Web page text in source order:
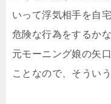
いって浮気相手を自
危険な行為をするか
元モーニング娘の矢
ことなので、そうい